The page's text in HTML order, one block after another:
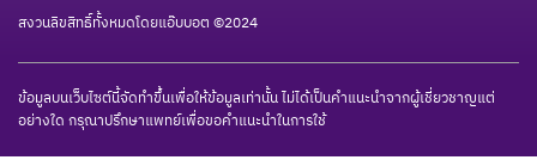
สงวนลิขสิทธิ์ทั้งหมดโดยแอ๊บบอต ©2024
ข้อมูลบนเว็บไซต์นี้จัดทำขึ้นเพื่อให้ข้อมูลเท่านั้น ไม่ได้เป็นคำแนะนำจากผู้เชี่ยวชาญแต่
อย่างใด กรุณาปรึกษาแพทย์เพื่อขอคำแนะนำในการใช้